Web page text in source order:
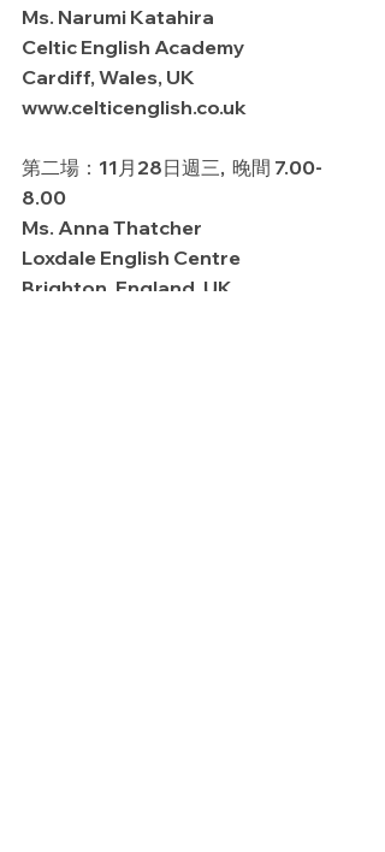
Ms. Narumi Katahira
Celtic English Academy
Cardiff, Wales, UK
www.celticenglish.co.uk
第二場：11月28日週三,  晚間 7.00-
8.00
Ms. Anna Thatcher
Loxdale English Centre
Brighton, England, UK